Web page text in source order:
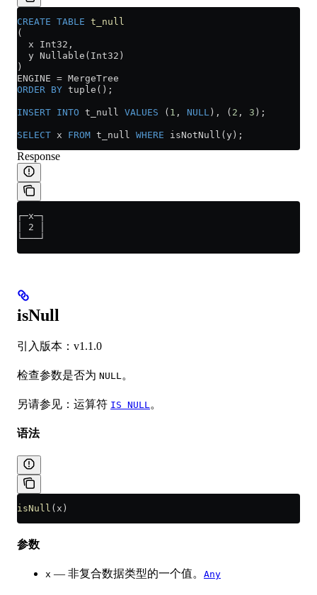
CREATE TABLE t_null
(
  x Int32,
  y Nullable(Int32)
)
ENGINE = MergeTree
ORDER BY tuple();
INSERT INTO t_null VALUES ( 1 , NULL ), ( 2 , 3 );
SELECT x FROM t_null WHERE isNotNull(y);
Response
┌─x─┐
│ 2 │
└───┘
isNull
引入版本：v1.1.0
检查参数是否为 NULL 。
另请参见：运算符 IS NULL 。
语法
isNull (x)
参数
x — 非复合数据类型的一个值。 Any